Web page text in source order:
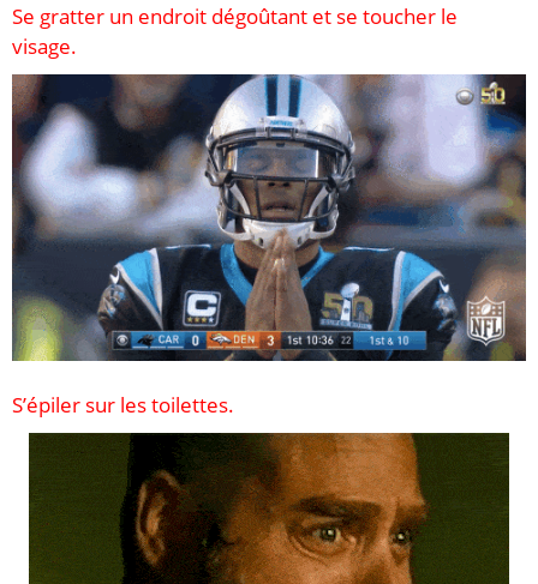
Se gratter un endroit dégoûtant et se toucher le
visage.
S’épiler sur les toilettes.